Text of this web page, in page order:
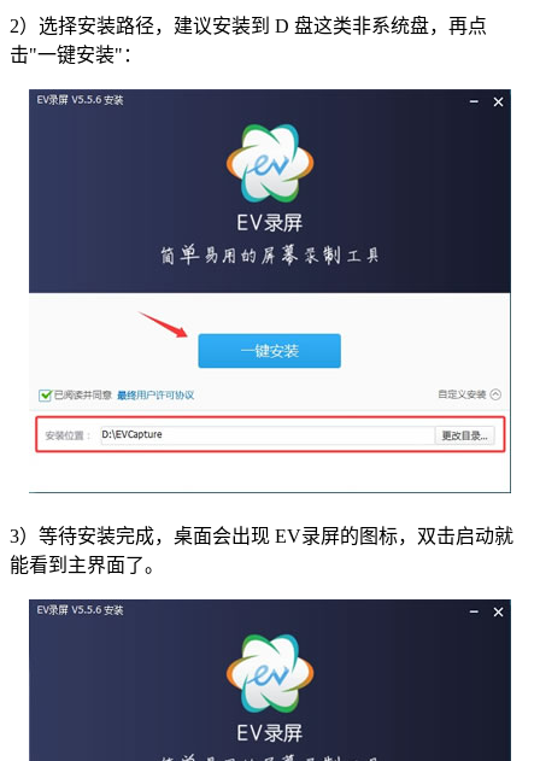
2）选择安装路径，建议安装到 D 盘这类非系统盘，再点
击"一键安装"：
3）等待安装完成，桌面会出现 EV录屏的图标，双击启动就
能看到主界面了。